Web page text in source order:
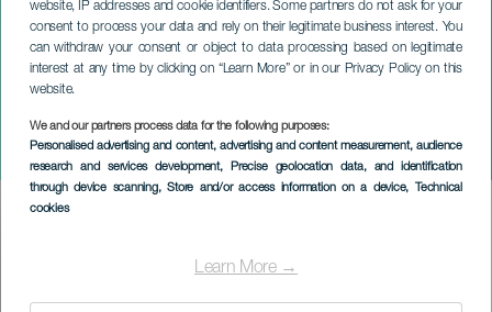
website, IP addresses and cookie identifiers. Some partners do not ask for your
consent to process your data and rely on their legitimate business interest. You
can withdraw your consent or object to data processing based on legitimate
interest at any time by clicking on “Learn More” or in our Privacy Policy on this
website.
We and our partners process data for the following purposes:
Personalised advertising and content, advertising and content measurement, audience
research and services development, Precise geolocation data, and identification
through device scanning, Store and/or access information on a device, Technical
cookies
Learn More →
Margullando in coppia
LA PALMA
Imagen